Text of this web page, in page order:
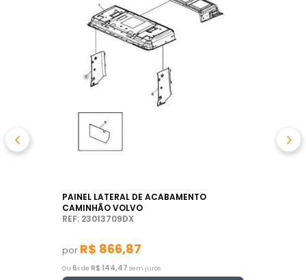
PAINEL LATERAL DE ACABAMENTO
CAMINHÃO VOLVO
REF: 23013709DX
por R$ 866,87
Ou 6x de R$ 144,47 sem juros